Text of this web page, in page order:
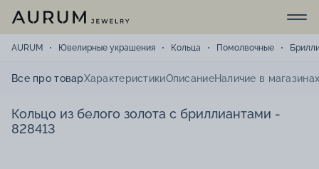
AURUM Ювелирные украшения Кольца Помолвочные
Все про товарХарактеристикиОписаниеНаличие в
Кольцо из белого золота с бриллиантами -
828413